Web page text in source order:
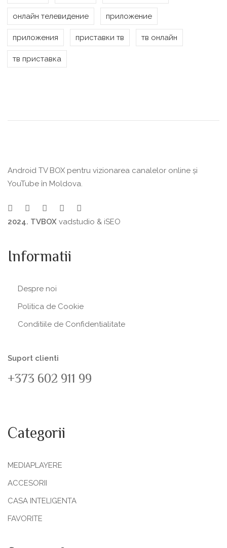
онлайн телевидение приложение
приложения приставки тв тв онлайн
тв приставка
Android TV BOX pentru vizionarea canalelor online și
YouTube în Moldova.
2024. TVBOX vadstudio & iSEO
Informatii
Despre noi
Politica de Сookie
Conditiile de Confidentialitate
Suport clienti
+373 602 911 99
Categorii
MEDIAPLAYERE
ACCESORII
CASA INTELIGENTA
FAVORITE